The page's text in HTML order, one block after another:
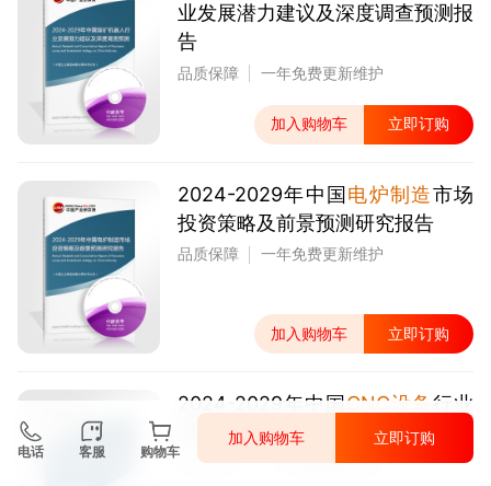
业发展潜力建议及深度调查预测报
告
品质保障 一年免费更新维护
加入购物车 立即订购
2024-2029年中国电炉制造市场
投资策略及前景预测研究报告
品质保障 一年免费更新维护
加入购物车 立即订购
2024-2029年中国CNC设备 行业
市场形势分析及投资风险研究报告
品质保障 一年免费更新维护
电话 客服 购物车
加入购物车 立即订购